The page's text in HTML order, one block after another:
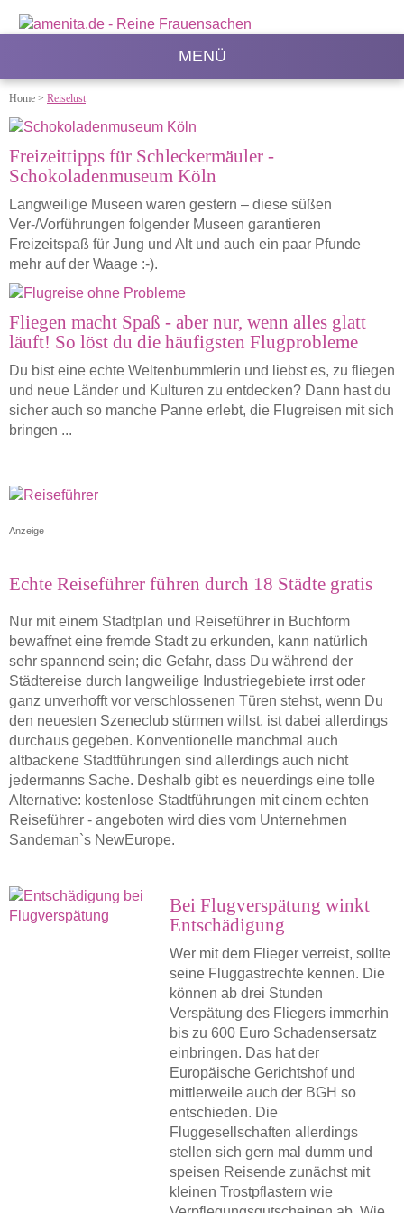
MENÜ
Home > Reiselust
Freizeittipps für Schleckermäuler -
Schokoladenmuseum Köln
Langweilige Museen waren gestern – diese süßen
Ver-/Vorführungen folgender Museen garantieren
Freizeitspaß für Jung und Alt und auch ein paar Pfunde
mehr auf der Waage :-).
Fliegen macht Spaß - aber nur, wenn alles glatt
läuft! So löst du die häufigsten Flugprobleme
Du bist eine echte Weltenbummlerin und liebst es, zu fliegen
und neue Länder und Kulturen zu entdecken? Dann hast du
sicher auch so manche Panne erlebt, die Flugreisen mit sich
bringen ...
Anzeige
Echte Reiseführer führen durch 18 Städte gratis
Nur mit einem Stadtplan und Reiseführer in Buchform
bewaffnet eine fremde Stadt zu erkunden, kann natürlich
sehr spannend sein; die Gefahr, dass Du während der
Städtereise durch langweilige Industriegebiete irrst oder
ganz unverhofft vor verschlossenen Türen stehst, wenn Du
den neuesten Szeneclub stürmen willst, ist dabei allerdings
durchaus gegeben. Konventionelle manchmal auch
altbackene Stadtführungen sind allerdings auch nicht
jedermanns Sache. Deshalb gibt es neuerdings eine tolle
Alternative: kostenlose Stadtführungen mit einem echten
Reiseführer - angeboten wird dies vom Unternehmen
Sandeman`s NewEurope.
Bei Flugverspätung winkt
Entschädigung
Wer mit dem Flieger verreist, sollte
seine Fluggastrechte kennen. Die
können ab drei Stunden
Verspätung des Fliegers immerhin
bis zu 600 Euro Schadensersatz
einbringen. Das hat der
Europäische Gerichtshof und
mittlerweile auch der BGH so
entschieden. Die
Fluggesellschaften allerdings
stellen sich gern mal dumm und
speisen Reisende zunächst mit
kleinen Trostpflastern wie